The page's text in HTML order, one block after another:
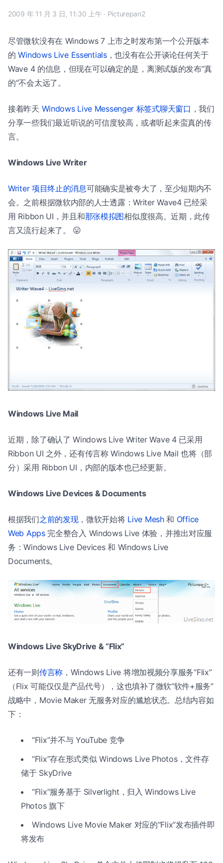
2009 年 11 月 3 日, 11:30 上午 · Picturepan2
尽管微软没有在 Windows 7 上市之时发布第一个公开版本
的Windows Live Essentials，也没有在公开谈论任何关于
Wave 4 的信息，但现在可以确定的是，离测试版的发布“真
的”不会太远了。
接着昨天 Windows Live Messenger 标签式聊天窗口 ，我们
分享一些我们最近听说的可信度较高，或者听起来蛮真的传
言。
Windows Live Writer
Writer 项目终止的消息可能确实是被夸大了，至少短期内不
会。之前根据微软内部的人士透露：Writer Wave4 已经采
用 Ribbon UI，并且和那张模拟图相似度很高。近期，此传
言又流行起来了。 😛
Windows Live Mail
近期，除了确认了 Windows Live Writer Wave 4 已采用
Ribbon UI 之外，还有传言称 Windows Live Mail 也将（部
分）采用 Ribbon UI，内部的版本也已经更新。
Windows Live Devices & Documents
根据我们之前的发现，微软开始将 Live Mesh和 Office
Web Apps完全整合入 Windows Live 体验，并推出对应服
务：Windows Live Devices 和 Windows Live
Documents。
Windows Live SkyDrive & “Flix”
还有一则传言称，Windows Live 将增加视频分享服务“Flix”
（Flix 可能仅仅是产品代号），这也填补了微软“软件+服务”
战略中，Movie Maker 无服务对应的尴尬状态。总结内容如
下：
“Flix”并不与 YouTube 竞争
“Flix”存在形式类似 Windows Live Photos，文件存
储于 SkyDrive
“Flix”服务基于 Silverlight，归入 Windows Live
Photos 旗下
Windows Live Movie Maker 对应的“Flix”发布插件即
将发布